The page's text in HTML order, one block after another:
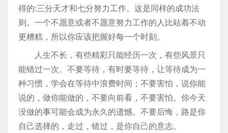
得的:三分天才和七分努力工作。这是同样的成功法
则。一个不愿意或者不愿意努力工作的人比站着不动
更糟糕，所以你应该把握好每一个时刻。
人生不长，有些精彩只能经历一次，有些风景只
能错过一次。不要等待，有时要等待，让等待成为一
种习惯，学会在等待中浪费时间；不要害怕，说你能
说的，做你能做的，不要向前看，不要害怕。你今天
没做的事可能会成为永久的遗憾。不要后悔，路是你
自己选择的，走过，错过，是你自己的意志。